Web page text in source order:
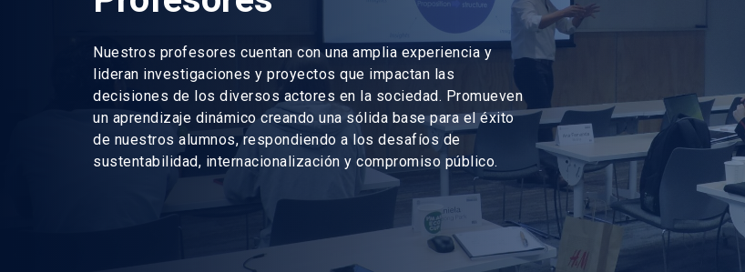
Nuestros profesores cuentan con una amplia experiencia y
lideran investigaciones y proyectos que impactan las
decisiones de los diversos actores en la sociedad. Promueven
un aprendizaje dinámico creando una sólida base para el éxito
de nuestros alumnos, respondiendo a los desafíos de
sustentabilidad, internacionalización y compromiso público.